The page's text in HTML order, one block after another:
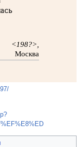
<198?>,
Москва